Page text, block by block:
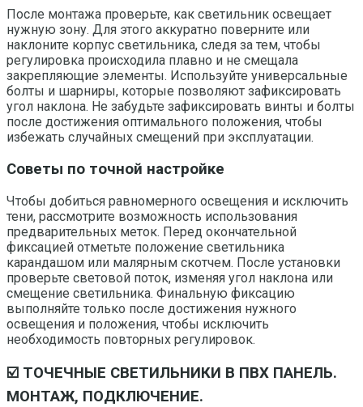
После монтажа проверьте, как светильник освещает
нужную зону. Для этого аккуратно поверните или
наклоните корпус светильника, следя за тем, чтобы
регулировка происходила плавно и не смещала
закрепляющие элементы. Используйте универсальные
болты и шарниры, которые позволяют зафиксировать
угол наклона. Не забудьте зафиксировать винты и болты
после достижения оптимального положения, чтобы
избежать случайных смещений при эксплуатации.
Советы по точной настройке
Чтобы добиться равномерного освещения и исключить
тени, рассмотрите возможность использования
предварительных меток. Перед окончательной
фиксацией отметьте положение светильника
карандашом или малярным скотчем. После установки
проверьте световой поток, изменяя угол наклона или
смещение светильника. Финальную фиксацию
выполняйте только после достижения нужного
освещения и положения, чтобы исключить
необходимость повторных регулировок.
☑️ ТОЧЕЧНЫЕ СВЕТИЛЬНИКИ В ПВХ ПАНЕЛЬ.
МОНТАЖ, ПОДКЛЮЧЕНИЕ.